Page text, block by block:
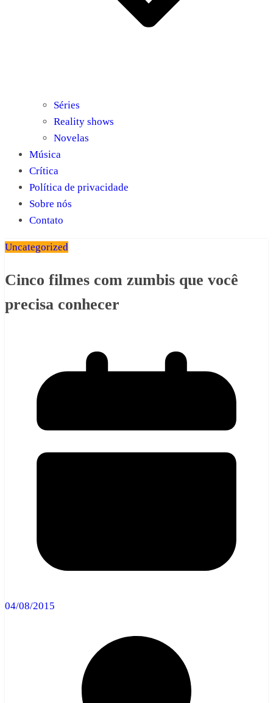
Séries
Reality shows
Novelas
Música
Crítica
Política de privacidade
Sobre nós
Contato
Uncategorized
Cinco filmes com zumbis que você
precisa conhecer
04/08/2015